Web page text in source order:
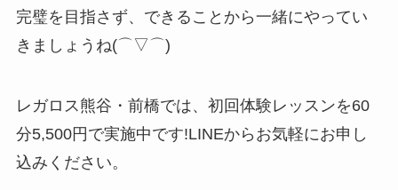
完璧を目指さず、できることから一緒にやってい
きましょうね(⌒▽⌒)
レガロス熊谷・前橋では、初回体験レッスンを60
分5,500円で実施中です!LINEからお気軽にお申し
込みください。